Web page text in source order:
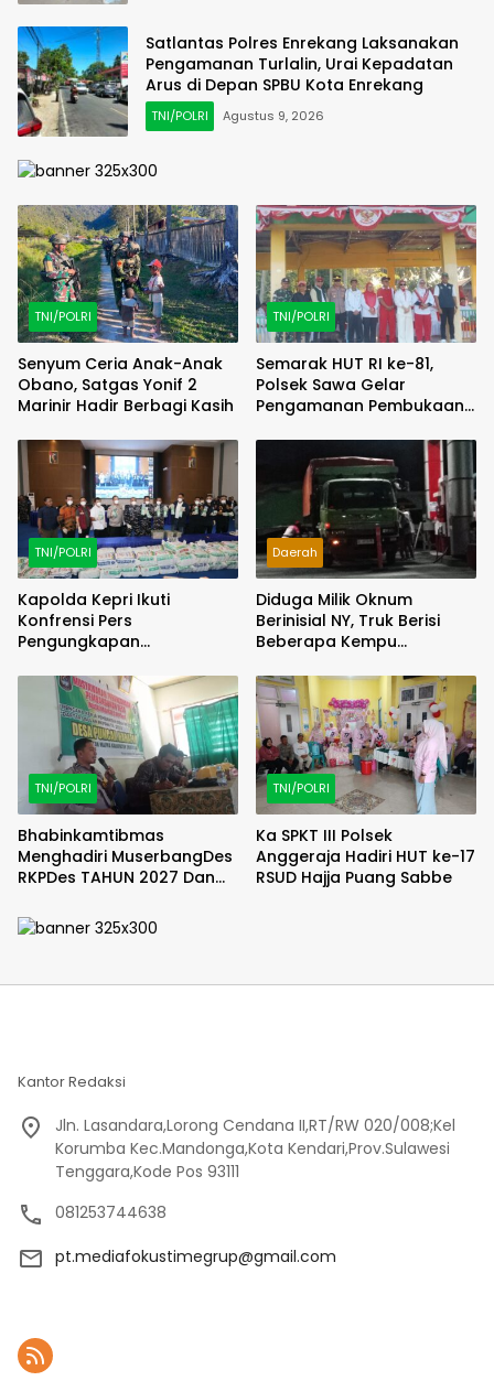
Satlantas Polres Enrekang Laksanakan
Pengamanan Turlalin, Urai Kepadatan
Arus di Depan SPBU Kota Enrekang
TNI/POLRI Agustus 9, 2026
TNI/POLRI
Senyum Ceria Anak-Anak
Obano, Satgas Yonif 2
Marinir Hadir Berbagi Kasih
TNI/POLRI
Semarak HUT RI ke-81,
Polsek Sawa Gelar
Pengamanan Pembukaan
Tingkat Kecamatan
TNI/POLRI
Kapolda Kepri Ikuti
Konfrensi Pers
Pengungkapan
Ketamine di Perairan
Batam
Daerah
Diduga Milik Oknum
Berinisial NY, Truk Berisi
Beberapa Kempu
Aktivitas Pengangsuan
Solar Subsidi di SPBU
Jenarsari Kendal
TNI/POLRI
Bhabinkamtibmas
Menghadiri MuserbangDes
RKPDes TAHUN 2027 Dan
Puncak Harapan
TNI/POLRI
Ka SPKT III Polsek
Anggeraja Hadiri HUT ke-17
RSUD Hajja Puang Sabbe
Kantor Redaksi
Jln. Lasandara,Lorong Cendana II,RT/RW 020/008;Kel
Korumba Kec.Mandonga,Kota Kendari,Prov.Sulawesi
Tenggara,Kode Pos 93111
081253744638
pt.mediafokustimegrup@gmail.com